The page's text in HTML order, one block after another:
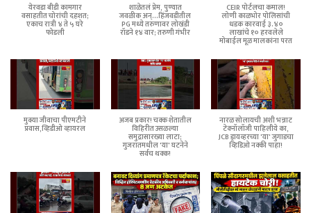
येरवडा बीडी कामगार
वसाहतीत चोरांची दहशत;
एकाच रात्री ४ ते ५ घरे
फोडली
शाळेतलं प्रेम, पुण्यात
जवळीक अन्...हिंजवडीतील
PG मध्ये तरुणावर लोखंडी
रॉडने १४ वार; तरुणी गंभीर
CEIR पोर्टलचा कमाल!
लोणी काळभोर पोलिसांची
धडक कारवाई ३.४०
लाखांचे १० हरवलेले
मोबाईल मूळ मालकांना परत
मुक्या जीवाचा पीएमटीने
प्रवास,व्हिडीओ व्हायरल
अजब प्रकार! चक्क शेतातील
विहिरीत उसळल्या
समुद्रासारख्या लाटा;
गुजरातमधील 'या' घटनेने
सर्वच थक्क!
नारळ सोलायची अशी भन्नाट
टेक्नॉलॉजी पाहिलीये का,
JCB ड्रायव्हरच्या 'या' जुगाडचा
व्हिडिओ नक्की पाहा!